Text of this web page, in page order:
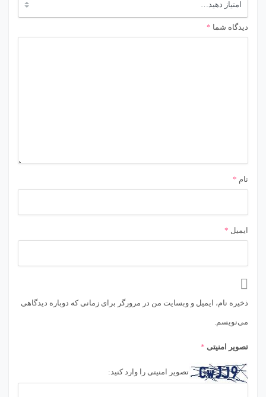
دیدگاه شما *
نام *
ایمیل *
ذخیره نام، ایمیل و وبسایت من در مرورگر برای زمانی که دوباره دیدگاهی
می‌نویسم.
تصویر امنیتی *
تصویر امنیتی را وارد کنید: